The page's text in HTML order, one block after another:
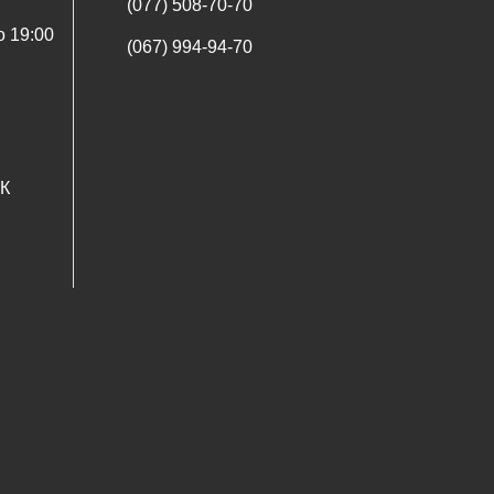
19:00
(077) 508-70-70
(067) 994-94-70